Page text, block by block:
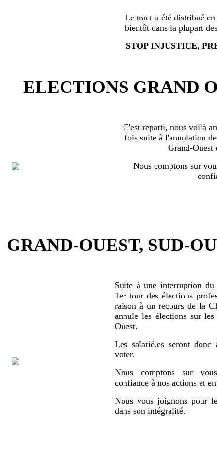
Le tract a été distribué en
bientôt dans la plupart
STOP INJUSTICE,
ELECTIONS GRAND
C'est reparti, nous voilà
fois suite à l'annulation
Grand-Ouest
Nous comptons sur
GRAND-OUEST, SUD-
Suite à une interruption
1er tour des élections
raison à un recours de la
annule les élections sur
Ouest.
Les salarié.es seront
voter.
Nous comptons sur
confiance à nos actions et
Nous vous joignons pour
dans son intégralité.